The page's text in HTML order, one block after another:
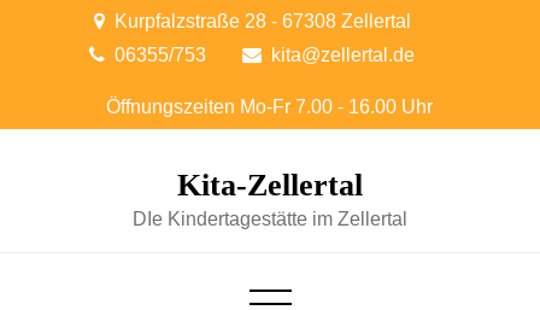
Kurpfalzstraße 28 - 67308 Zellertal
06355/753
kita@zellertal.de
Kita-Zellertal
DIe Kindertagestätte im Zellertal